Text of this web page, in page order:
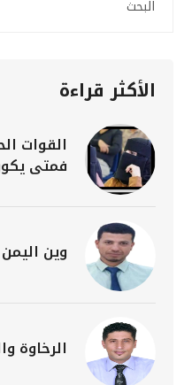
الأكثر قراءة
القوات
فمتى
وين
الرخاوة